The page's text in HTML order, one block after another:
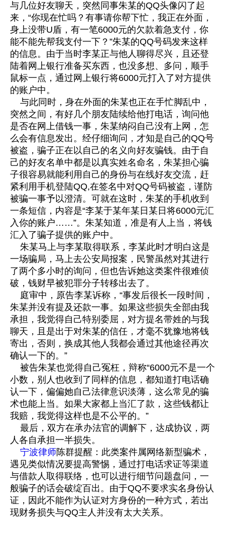
与几位好友聊天，突然同事朱某的QQ头像闪了起
来，“你现在忙吗？有事请你帮下忙，我正在外面，
身上没带U盾，有一笔6000元的欠款着急支付，你
能不能先帮我支付一下？”朱某的QQ号码发来这样
的信息。由于当时李某正与他人聊得尽兴，且还登
陆着网上银行准备买东西，也没多想、多问，顺手
鼠标一点，通过网上银行将6000元打入了对方提供
的账户中。
与此同时，身在外面的朱某也正在手忙脚乱中，
突然之间，有好几个朋友陆续给他打电话，询问他
是否在网上借钱一事，朱某纳闷自己没有上网，怎
么会有信息发出。经仔细询问，才知是自己的QQ号
被盗，骗子正在以自己的名义向好友骗钱。由于自
己的好友名单中都是以真实姓名命名，朱某担心骗
子很容易就能利用自己的身份与在线好友交流，赶
紧利用手机登陆QQ,在签名中对QQ号码被盗，谨防
被骗一事予以澄清。可就在这时，朱某的手机收到
一条短信，内容是“李某于某年某日某日将6000元汇
入你的账户……”。朱某知道，准是有人上当，将钱
汇入了骗子提供的账户中。
朱某马上与李某取得联系，李某此时才明白这是
一场骗局，马上去公安局报案，民警虽然对其进行
了两个多小时的询问，但也告诉她这类案件很难侦
破，钱财早被犯罪分子转移出去了。
庭审中，原告李某诉称，“事发后很长一段时间，
朱某并没有提及还款一事。如果这些损失全部由我
承担，我觉得自己特别委屈，对方提名带姓的与我
聊天，且是出于对朱某的信任，才毫不犹豫地将钱
寄出，否则，换成其他人我都会通过其他途径再次
确认一下的。”
被告朱某也觉得自己冤枉，辩称“6000元不是一个
小数，别人也收到了同样的信息，都知道打电话确
认一下，偏偏她自己法律意识淡薄，这么常见的骗
术也能上当。如果大家都上当汇了款，这些钱都让
我赔，我觉得这样也是不公平的。”
最后，双方在承办法官的调解下，达成协议，两
人各自承担一半损失。
宁波律师陈群提醒：此类案件属网络新型骗术，
遇见类似情况要提高警惕，通过打电话求证等渠道
与借款人取得联络，也可以进行细节问题盘问，一
般骗子的话会破绽百出。由于QQ不要求实名身份认
证，因此不能作为认证对方身份的一种方式，若出
现财务损失与QQ主人并没有太大关系。